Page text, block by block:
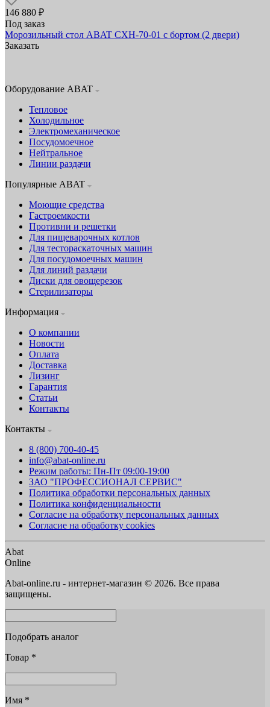
146 880 ₽
Под заказ
Морозильный стол ABAT СХН-70-01 с бортом (2 двери)
Заказать
Оборудование ABAT
Тепловое
Холодильное
Электромеханическое
Посудомоечное
Нейтральное
Линии раздачи
Популярные ABAT
Моющие средства
Гастроемкости
Противни и решетки
Для пищеварочных котлов
Для тестораскаточных машин
Для посудомоечных машин
Для линий раздачи
Диски для овощерезок
Стерилизаторы
Информация
О компании
Новости
Оплата
Доставка
Лизинг
Гарантия
Статьи
Контакты
Контакты
8 (800) 700-40-45
info@abat-online.ru
Режим работы: Пн-Пт 09:00-19:00
ЗАО "ПРОФЕССИОНАЛ СЕРВИС"
Политика обработки персональных данных
Политика конфиденциальности
Согласие на обработку персональных данных
Согласие на обработку cookies
Abat
Online
Abat-online.ru - интернет-магазин © 2026. Все права
защищены.
Подобрать аналог
Товар *
Имя *